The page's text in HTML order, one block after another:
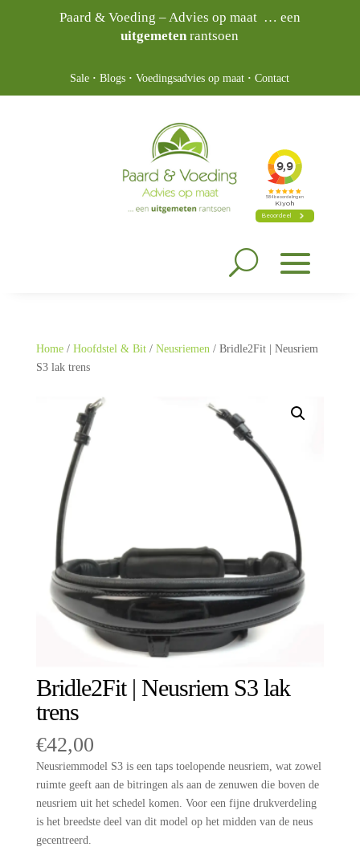
Paard & Voeding – Advies op maat … een
uitgemetenrantsoen
Sale ·Blogs ·Voedingsadvies op maat ·Contact
Home/ Hoofdstel & Bit/ Neusriemen/ Bridle2Fit | Neusriem
S3 lak trens
Bridle2Fit | Neusriem S3 lak
trens
€42,00
Neusriemmodel S3 is een taps toelopende neusriem, wat zowel
ruimte geeft aan de bitringen als aan de zenuwen die boven de
neusriem uit het schedel komen. Voor een fijne drukverdeling
is het breedste deel van dit model op het midden van de neus
gecentreerd.